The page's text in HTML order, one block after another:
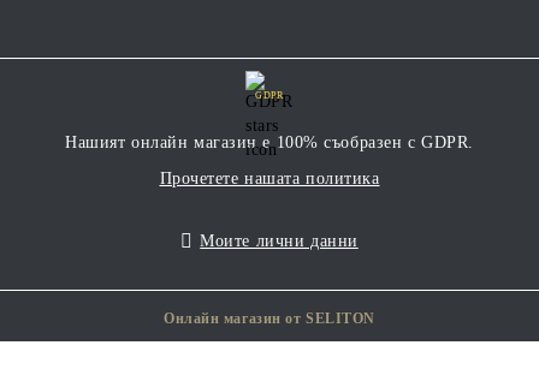
GDPR
Нашият онлайн магазин е 100% съобразен с GDPR.
Прочетете нашата политика
Моите лични данни
Онлайн магазин от SELITON